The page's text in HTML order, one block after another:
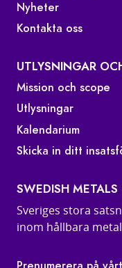
Nyheter
Kontakta oss
UTLYSNINGAR
Mission och scope
Utlysningar
Kalendarium
Skicka in ditt
SWEDISH
Sveriges stora
inom hållbara